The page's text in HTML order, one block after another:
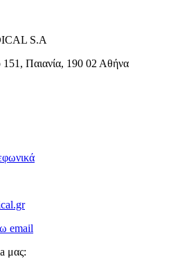
S.A
Παιανία, 190 02 Αθήνα
email
μας: